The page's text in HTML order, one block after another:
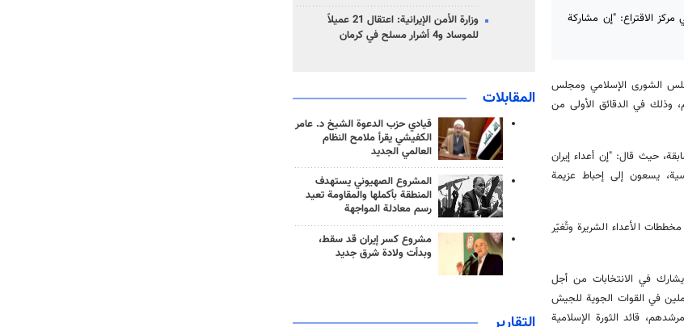
مركز الاقتراع: "إن مشاركة
الشورى الإسلامي ومجلس
وذلك في الدقائق الأولى من
حيث قال: "إن أعداء إيران
يسعون إلى إحباط عزيمة
الأعداء الشريرة وتُغيّر
في الانتخابات من أجل
في القوات الجوية للجيش
قائد الثورة الإسلامية
وزارة الأمن الإيرانية: اعتقال 21 عميلاً
للموساد و4 أشرار مسلح في كرمان
المقابلات
قيادي حزب الدعوة الشيخ د. عامر
الكفيشي يقرأ ملامح النظام
العالمي الجديد
المشروع الصهيوني يستهدف
المنطقة بأكملها والمقاومة تعيد
رسم معادلة المواجهة
مشروع كسر إيران قد سقط،
وبدأت ولادة شرق جديد
التقارير